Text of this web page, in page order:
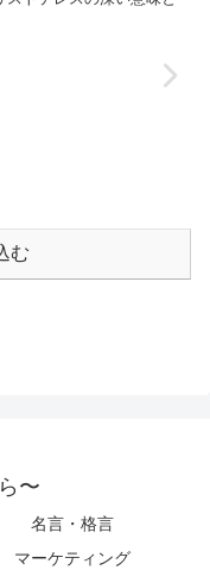
む
〜
名言・格言
マーケティング